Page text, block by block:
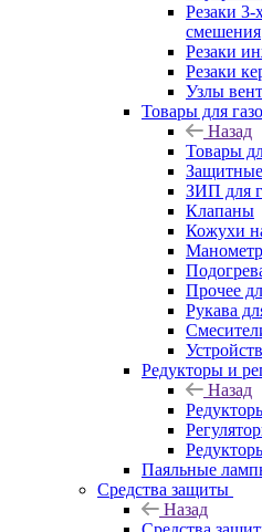
Резаки 3-
смешения
Резаки
Резаки
Узлы
Товары для
Назад
Товары
ЗИП для
Клапаны
Кожухи
Прочее
Рукава
Редукторы и
Назад
Паяльные
Средства защиты
Назад